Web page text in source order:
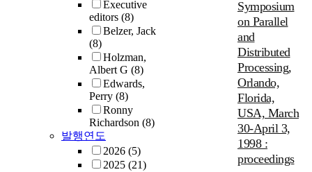
Executive
editors (8)
Belzer, Jack
(8)
Holzman,
Albert G (8)
Edwards,
Perry (8)
Ronny
Richardson (8)
발행연도
2026 (5)
2025 (21)
Symposium
on Parallel
and
Distributed
Processing,
Orlando,
Florida,
USA, March
30-April 3,
1998 :
proceedings